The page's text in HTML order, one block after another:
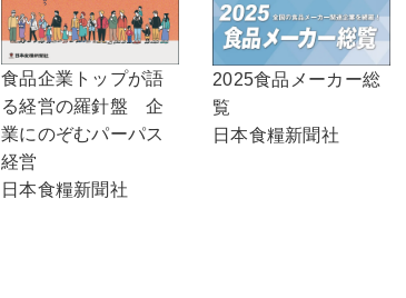
食品企業トップが語
る経営の羅針盤 企
業にのぞむパーパス
経営
日本食糧新聞社
2025食品メーカー総
覧
日本食糧新聞社